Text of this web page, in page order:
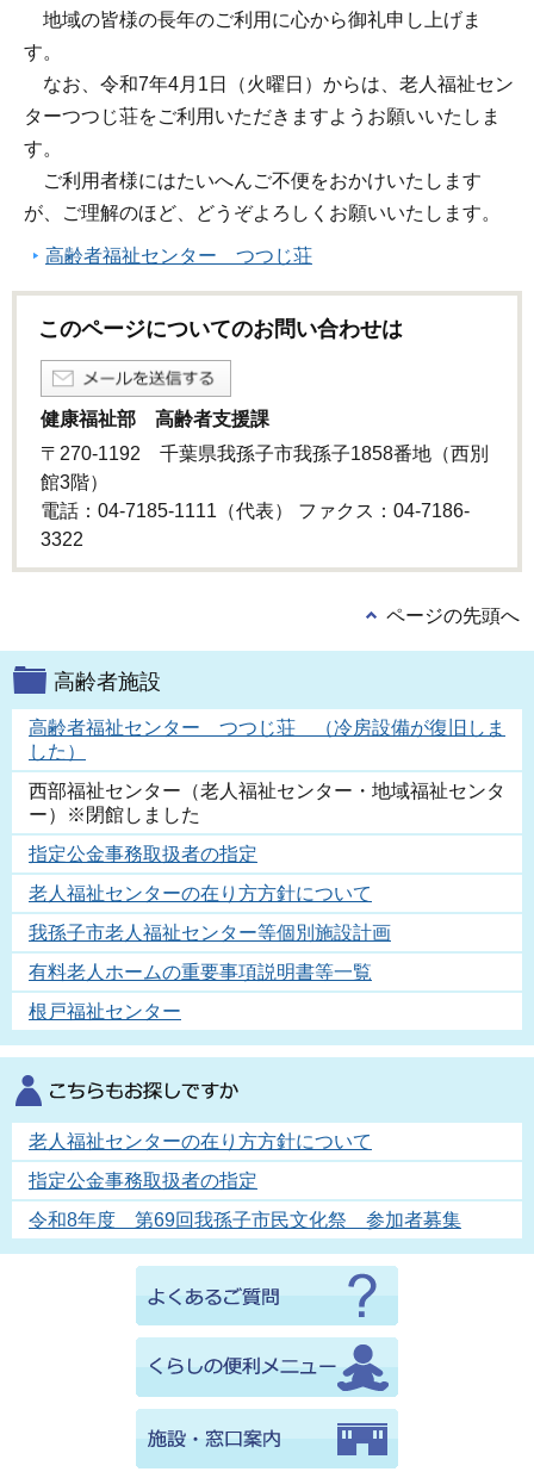
地域の皆様の長年のご利用に心から御礼申し上げま
す。
なお、令和7年4月1日（火曜日）からは、老人福祉セン
ターつつじ荘をご利用いただきますようお願いいたしま
す。
ご利用者様にはたいへんご不便をおかけいたします
が、ご理解のほど、どうぞよろしくお願いいたします。
高齢者福祉センター つつじ荘
このページについてのお問い合わせは
健康福祉部 高齢者支援課
〒270-1192 千葉県我孫子市我孫子1858番地（西別
館3階）
電話：04-7185-1111（代表） ファクス：04-7186-
3322
ページの先頭へ
高齢者施設
高齢者福祉センター つつじ荘 （冷房設備が復旧しま
した）
西部福祉センター（老人福祉センター・地域福祉センタ
ー）※閉館しました
指定公金事務取扱者の指定
老人福祉センターの在り方方針について
我孫子市老人福祉センター等個別施設計画
有料老人ホームの重要事項説明書等一覧
根戸福祉センター
老人福祉センターの在り方方針について
指定公金事務取扱者の指定
令和8年度 第69回我孫子市民文化祭 参加者募集